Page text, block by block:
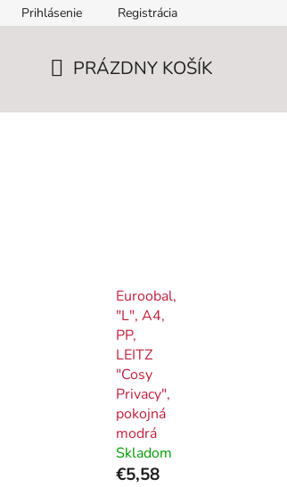
Prihlásenie Registrácia
PRÁZDNY KOŠÍK
Euroobal,
"L", A4,
PP,
LEITZ
"Cosy
Privacy",
pokojná
modrá
Skladom
€5,58